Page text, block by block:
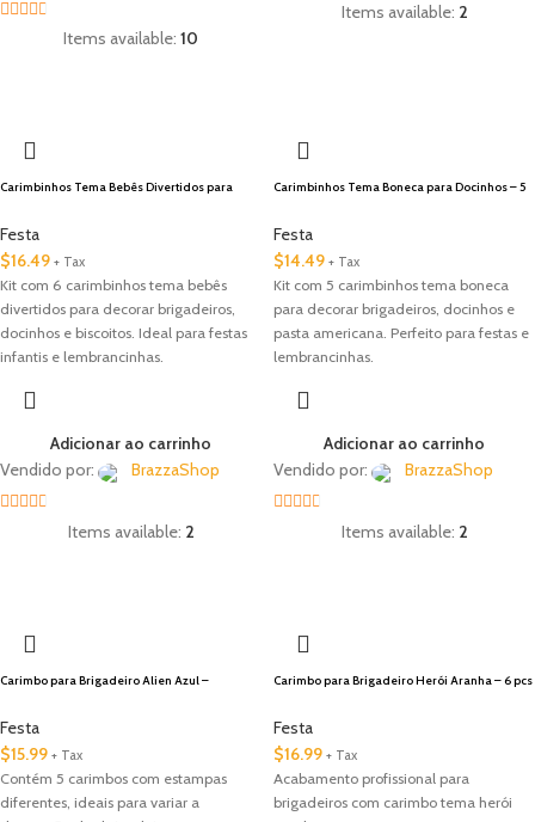
Items available: 10
Items available: 2
Carimbinhos Tema Bebês Divertidos para
Festa
$16.49 + Tax
Kit com 6 carimbinhos tema bebês
divertidos para decorar brigadeiros,
docinhos e biscoitos. Ideal para festas
infantis e lembrancinhas.
Adicionar ao carrinho
Vendido por:
BrazzaShop
Items available: 2
Carimbinhos Tema Boneca para Docinhos – 5
Festa
$14.49 + Tax
Kit com 5 carimbinhos tema boneca
para decorar brigadeiros, docinhos e
pasta americana. Perfeito para festas e
lembrancinhas.
Adicionar ao carrinho
Vendido por:
BrazzaShop
Items available: 2
Carimbo para Brigadeiro Alien Azul –
Festa
$15.99 + Tax
Contém 5 carimbos com estampas
diferentes, ideais para variar a
Carimbo para Brigadeiro Herói Aranha – 6 pcs
Festa
$16.99 + Tax
Acabamento profissional para
brigadeiros com carimbo tema herói